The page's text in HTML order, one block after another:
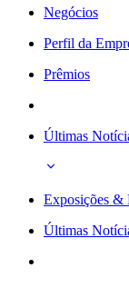
Negócios
Perfil da
Prêmios
Últimas
Exposições &
Últimas